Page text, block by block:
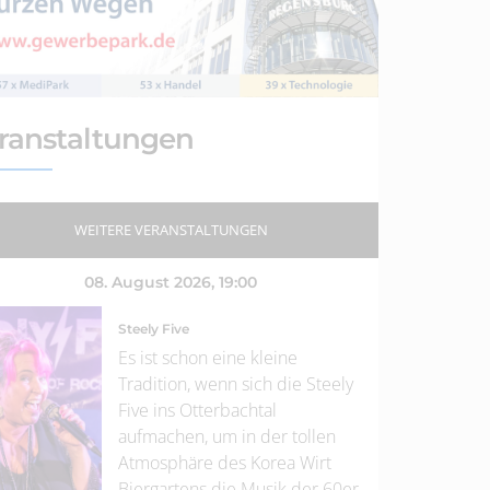
WEITERE VERANSTALTUNGEN
08. August 2026, 19:00
Steely Five
Es ist schon eine kleine
Tradition, wenn sich die Steely
Five ins Otterbachtal
aufmachen, um in der tollen
Atmosphäre des Korea Wirt